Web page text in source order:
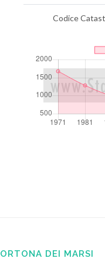
Codice
ORTONA DEI MARSI